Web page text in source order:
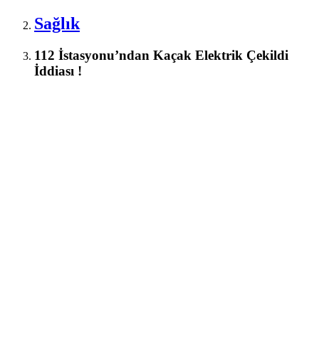
Sağlık
112 İstasyonu’ndan Kaçak Elektrik Çekildi
İddiası !